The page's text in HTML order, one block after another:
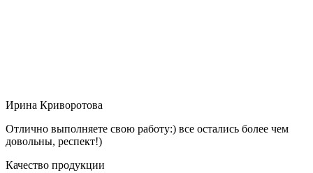
Ирина Криворотова
Отлично выполняете свою работу:) все остались более чем
довольны, респект!)
Качество продукции